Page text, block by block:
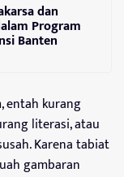
dan
Program
Banten
entah kurang
literasi, atau
Karena tabiat
gambaran